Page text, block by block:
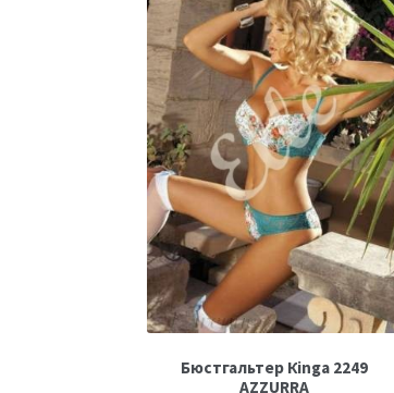
Бюстгальтер Кinga 2249
AZZURRA